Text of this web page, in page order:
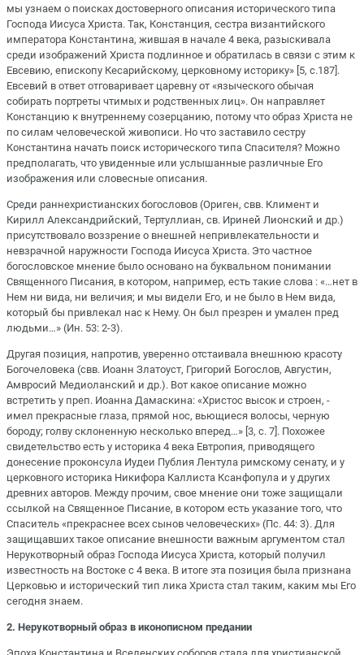
мы узнаем о поисках достоверного описания исторического типа
Господа Иисуса Христа. Так, Констанция, сестра византийского
императора Константина, жившая в начале 4 века, разыскивала
среди изображений Христа подлинное и обратилась в связи с этим к
Евсевию, епископу Кесарийскому, церковному историку» [5, с.187].
Евсевий в ответ отговаривает царевну от «языческого обычая
собирать портреты чтимых и родственных лиц». Он направляет
Констанцию к внутреннему созерцанию, потому что образ Христа не
по силам человеческой живописи. Но что заставило сестру
Константина начать поиск исторического типа Спасителя? Можно
предполагать, что увиденные или услышанные различные Его
изображения или словесные описания.
Среди раннехристианских богословов (Ориген, свв. Климент и
Кирилл Александрийский, Тертуллиан, св. Ириней Лионский и др.)
присутствовало воззрение о внешней непривлекательности и
невзрачной наружности Господа Иисуса Христа. Это частное
богословское мнение было основано на буквальном понимании
Священного Писания, в котором, например, есть такие слова : «…нет в
Нем ни вида, ни величия; и мы видели Его, и не было в Нем вида,
который бы привлекал нас к Нему. Он был презрен и умален пред
людьми…» (Ин. 53: 2-3).
Другая позиция, напротив, уверенно отстаивала внешнюю красоту
Богочеловека (свв. Иоанн Златоуст, Григорий Богослов, Августин,
Амвросий Медиоланский и др.). Вот какое описание можно
встретить у преп. Иоанна Дамаскина: «Христос высок и строен, -
имел прекрасные глаза, прямой нос, вьющиеся волосы, черную
бороду; голву склоненную несколько вперед…» [3, с. 7]. Похожее
свидетельство есть у историка 4 века Евтропия, приводящего
донесение проконсула Иудеи Публия Лентула римскому сенату, и у
церковного историка Никифора Каллиста Ксанфопула и у других
древних авторов. Между прочим, свое мнение они тоже защищали
ссылкой на Священное Писание, в котором есть указание того, что
Спаситель «прекраснее всех сынов человеческих» (Пс. 44: 3). Для
защищавших такое описание внешности важным аргументом стал
Нерукотворный образ Господа Иисуса Христа, который получил
известность на Востоке с 4 века. В итоге эта позиция была признана
Церковью и исторический тип лика Христа стал таким, каким мы Его
сегодня знаем.
2. Нерукотворный образ в иконописном предании